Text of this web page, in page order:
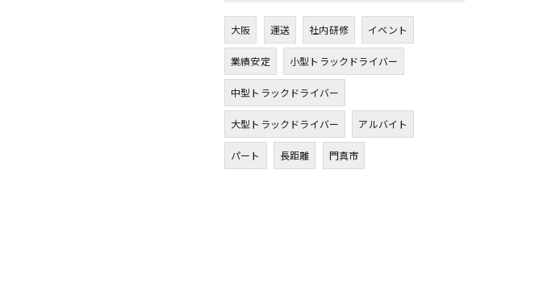
大阪 運送 社内研修 イベント
業績安定 小型トラックドライバー
中型トラックドライバー
大型トラックドライバー アルバイト
パート 長距離 門真市